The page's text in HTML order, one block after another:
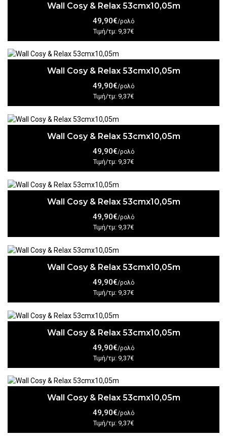
Wall Cosy & Relax 53cmx10,05m
49,90€/ρολό
Τιμή/τμ: 9,37€
Wall Cosy & Relax 53cmx10,05m
49,90€/ρολό
Τιμή/τμ: 9,37€
Wall Cosy & Relax 53cmx10,05m
49,90€/ρολό
Τιμή/τμ: 9,37€
Wall Cosy & Relax 53cmx10,05m
49,90€/ρολό
Τιμή/τμ: 9,37€
Wall Cosy & Relax 53cmx10,05m
49,90€/ρολό
Τιμή/τμ: 9,37€
Wall Cosy & Relax 53cmx10,05m
49,90€/ρολό
Τιμή/τμ: 9,37€
Wall Cosy & Relax 53cmx10,05m
49,90€/ρολό
Τιμή/τμ: 9,37€